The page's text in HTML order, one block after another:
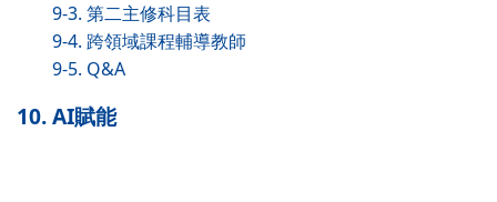
9-3. 第二主修科目表
9-4. 跨領域課程輔導教師
9-5. Q&A
10. AI賦能